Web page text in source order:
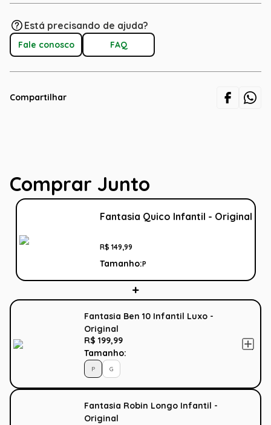
Está precisando de ajuda?
Fale conosco FAQ
Compartilhar
Comprar Junto
Fantasia Quico Infantil - Original
R$ 149,99
Tamanho:P
Fantasia Ben 10 Infantil Luxo -
Original
R$ 199,99
Tamanho:
P G
Fantasia Robin Longo Infantil -
Original